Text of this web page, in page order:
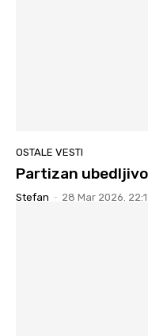
OSTALE VESTI
Partizan
Stefan - 28 Mar 2026.